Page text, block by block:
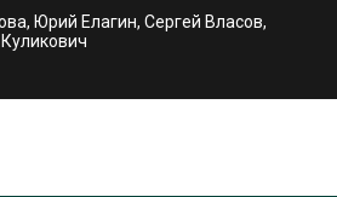
Юрий Елагин, Сергей Власов,